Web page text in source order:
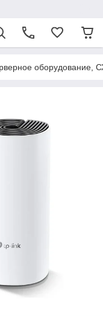
оборудование,